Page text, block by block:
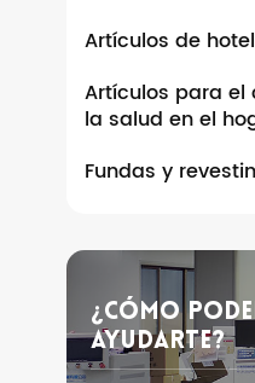
Artículos de hotel
Artículos para el
la salud en el
Fundas y
¿Cómo
Ayudarte?